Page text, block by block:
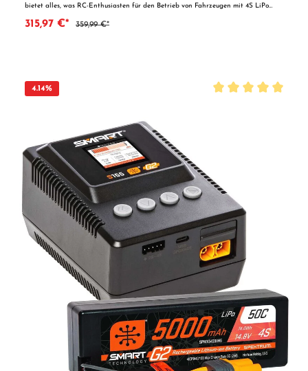
bietet alles, was RC-Enthusiasten für den Betrieb von Fahrzeugen mit 4S LiPo
benutzerfreundlichen Handhabung, ist dieses Komplettpaket ideal für Anfänger
Smart G2-Akkus über einfache IC3®- oder IC5®-Anschlüsse - kein separates
Balancerkabel erforderlich. ·Lädt 6S LiPo, LiFe, Li-Ion, LiHV Akkus und 1-16S
und Navigationstools. ·Automatische Akkuerkennung - erkennt Akkuparameter und
beginnt mit dem sicheren Laden. ·Integrierter Mikrochip speichert spezifische
Akku-Parameter für eine noch präzisere Ladeleistung. Im Lieferumfang enthalten:
·Spektrum S2100 G2 2x100W AC Smart Charger ·Zwei 14.8V 5000mAh 4S 100C
Smart G2 Hardcase LiPo Akkus mit IC5 Anschluss Produktbeschreibung: Das
Spektrum Smart Powerstage 6S Bundle kombiniert innovative Lade- und
Akkutechnologie für höchste Leistung und einfache Handhabung. Der Spektrum
S2100 G2 2x100W AC Smart Charger lädt bis zu zwei Akkus gleichzeitig oder
liefert 200W Leistung, um den Ladevorgang zu beschleunigen. Das intuitive Farb-
LCD-Display und die Auto-Charge-Funktion sorgen für eine benutzerfreundliche
Erfahrung, bei der das Gerät automatisch erkennt, welcher Akku angeschlossen
wurde und die optimalen Ladeparameter einstellt. Dank der Smart G2
Technologie entfallen komplizierte Balancer-Kabel, da die Akkus über die IC3®
oder IC5® Anschlüsse direkt geladen und balanciert werden. Die Spektrum 14.8V
5000mAh 4S 100C LiPo Akkus bieten eine hohe Dauerentladungskapazität und
gewährleisten eine langanhaltende, zuverlässige Leistung. Warum Spektrum
Smart Powerstage 8S Bundle? ·Schnelles Laden: Mit bis zu 100W Ladeleistung pro
Kanal ist das Aufladen deiner Akkus schneller als je zuvor. ·Lange Akkulaufzeit:
Die hohe Entladerate und die Smart G2 Technologie maximieren die Lebensdauer
deiner Akkus. ·Benutzerfreundlich: Einfache Handhabung mit innovativer
Technologie, die das Modellbauerlebnis erheblich verbessert. Vertrauen Sie auf die
neueste Technologie von Spektrum, um Ihre RC-Fahrzeuge mit Energie zu
versorgen und das ultimative Modellbau-Erlebnis zu genießen! ACHTUNG
Benutzung unter unmittelbarer Aufsicht von Erwachsenen. Nicht für Kinder unter
14 Jahren geeignet.
315,97 €* 359,99 €*
4.14%